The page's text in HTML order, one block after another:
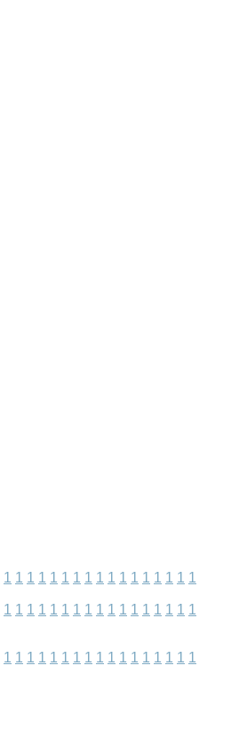
1 1 1 1 1 1 1 1 1 1 1 1 1 1 1 1 1
1 1 1 1 1 1 1 1 1 1 1 1 1 1 1 1 1
1 1 1 1 1 1 1 1 1 1 1 1 1 1 1 1 1